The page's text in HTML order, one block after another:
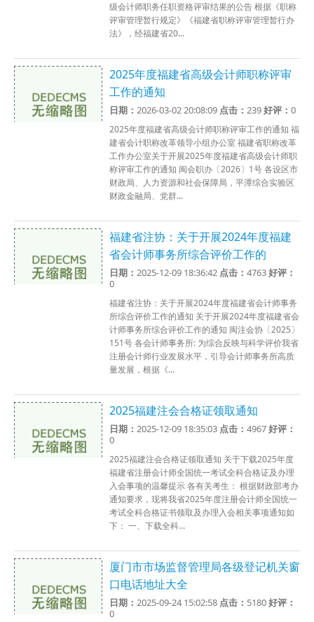
级会计师职务任职资格评审结果的公告 根据《职称
评审管理暂行规定》《福建省职称评审管理暂行办
法》，经福建省20...
2025年度福建省高级会计师职称评审
工作的通知
日期：2026-03-02 20:08:09 点击：239好评：0
2025年度福建省高级会计师职称评审工作的通知 福
建省会计职称改革领导小组办公室 福建省职称改革
工作办公室关于开展2025年度福建省高级会计师职
称评审工作的通知 闽会职办〔2026〕1号 各设区市
财政局、人力资源和社会保障局，平潭综合实验区
财政金融局、党群...
福建省注协：关于开展2024年度福建
省会计师事务所综合评价工作的
日期：2025-12-09 18:36:42 点击：4763好评：
0
福建省注协：关于开展2024年度福建省会计师事务
所综合评价工作的通知 关于开展2024年度福建省会
计师事务所综合评价工作的通知 闽注会协〔2025〕
151号 各会计师事务所: 为综合反映与科学评价我省
注册会计师行业发展水平，引导会计师事务所高质
量发展，根据《...
2025福建注会合格证领取通知
日期：2025-12-09 18:35:03 点击：4967好评：
0
2025福建注会合格证领取通知 关于下载2025年度
福建省注册会计师全国统一考试全科合格证及办理
入会事项的温馨提示 各有关考生： 根据财政部考办
通知要求，现将我省2025年度注册会计师全国统一
考试全科合格证书领取及办理入会相关事项通知如
下： 一、下载全科...
厦门市市场监督管理局各级登记机关窗
口电话地址大全
日期：2025-09-24 15:02:58 点击： 5180好评：
0